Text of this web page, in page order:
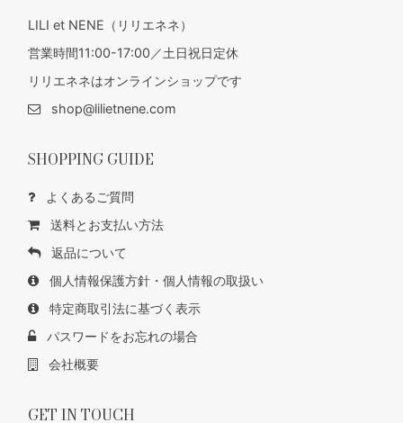
LILI et NENE（リリエネネ）
営業時間11:00-17:00／土日祝日定休
リリエネネはオンラインショップです
shop@lilietnene.com
SHOPPING GUIDE
よくあるご質問
送料とお支払い方法
返品について
個人情報保護方針・個人情報の取扱い
特定商取引法に基づく表示
パスワードをお忘れの場合
会社概要
GET IN TOUCH